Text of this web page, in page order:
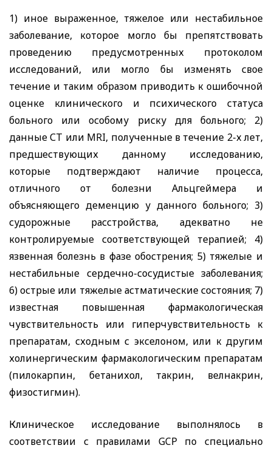
1) иное выраженное, тяжелое или нестабильное
заболевание, которое могло бы препятствовать
проведению предусмотренных протоколом
исследований, или могло бы изменять свое
течение и таким образом приводить к ошибочной
оценке клинического и психического статуса
больного или особому риску для больного; 2)
данные СТ или MRI, полученные в течение 2-х лет,
предшествующих данному исследованию,
которые подтверждают наличие процесса,
отличного от болезни Альцгеймера и
объясняющего деменцию у данного больного; 3)
судорожные расстройства, адекватно не
контролируемые соответствующей терапией; 4)
язвенная болезнь в фазе обострения; 5) тяжелые и
нестабильные сердечно-сосудистые заболевания;
6) острые или тяжелые астматические состояния; 7)
известная повышенная фармакологическая
чувствительность или гиперчувствительность к
препаратам, сходным с экселоном, или к другим
холинергическим фармакологическим препаратам
(пилокарпин, бетанихол, такрин, велнакрин,
физостигмин).
Клиническое исследование выполнялось в
соответствии с правилами GCP по специально